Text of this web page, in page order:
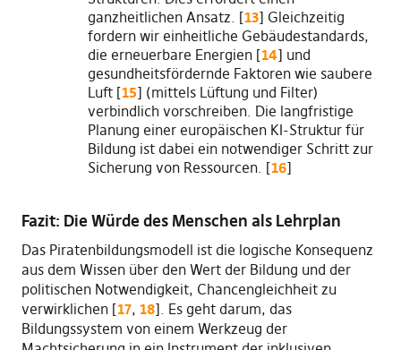
ganzheitlichen Ansatz. [13] Gleichzeitig
fordern wir einheitliche Gebäudestandards,
die erneuerbare Energien [14] und
gesundheitsfördernde Faktoren wie saubere
Luft [15] (mittels Lüftung und Filter)
verbindlich vorschreiben. Die langfristige
Planung einer europäischen KI-Struktur für
Bildung ist dabei ein notwendiger Schritt zur
Sicherung von Ressourcen. [16]
Fazit: Die Würde des Menschen als Lehrplan
Das Piratenbildungsmodell ist die logische Konsequenz
aus dem Wissen über den Wert der Bildung und der
politischen Notwendigkeit, Chancengleichheit zu
verwirklichen [17, 18]. Es geht darum, das
Bildungssystem von einem Werkzeug der